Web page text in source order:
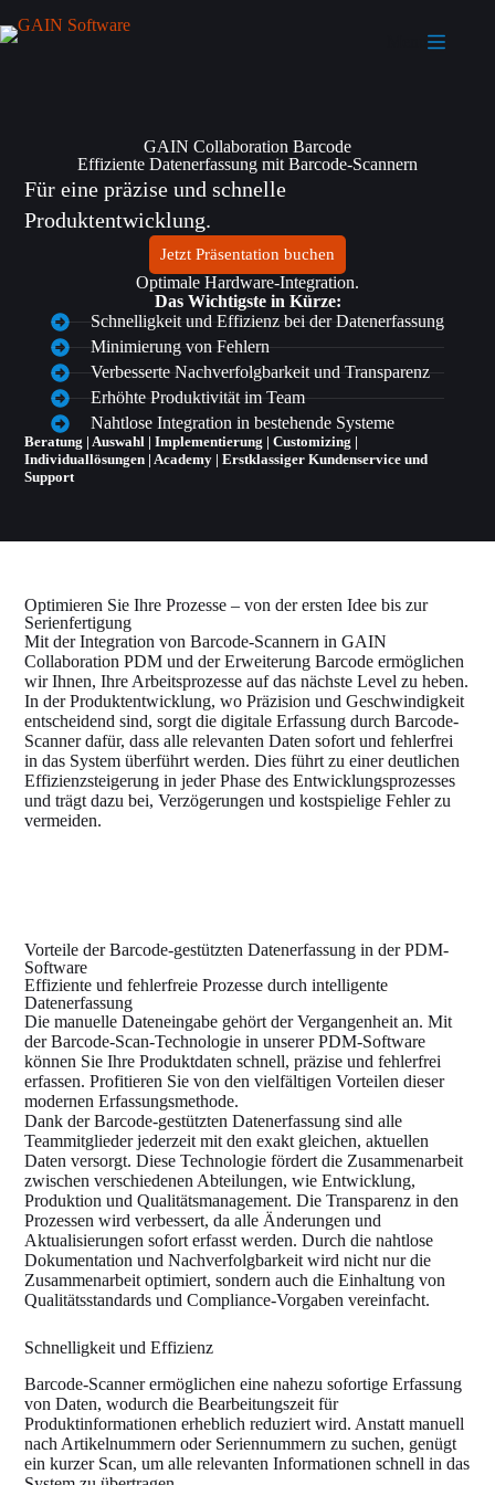
Menu
GAIN Collaboration Barcode​
Effiziente Datenerfassung mit Barcode-Scannern
Für eine präzise und schnelle
Produktentwicklung.
Jetzt Präsentation buchen
Optimale Hardware-Integration.
Das Wichtigste in Kürze:
Schnelligkeit und Effizienz bei der Datenerfassung
Minimierung von Fehlern
Verbesserte Nachverfolgbarkeit und Transparenz
Erhöhte Produktivität im Team
Nahtlose Integration in bestehende Systeme
Beratung | Auswahl | Implementierung | Customizing |
Individuallösungen | Academy | Erstklassiger Kundenservice und
Support
Optimieren Sie Ihre Prozesse – von der ersten Idee bis zur
Serienfertigung
Mit der Integration von Barcode-Scannern in GAIN
Collaboration PDM und der Erweiterung Barcode ermöglichen
wir Ihnen, Ihre Arbeitsprozesse auf das nächste Level zu heben.
In der Produktentwicklung, wo Präzision und Geschwindigkeit
entscheidend sind, sorgt die digitale Erfassung durch Barcode-
Scanner dafür, dass alle relevanten Daten sofort und fehlerfrei
in das System überführt werden. Dies führt zu einer deutlichen
Effizienzsteigerung in jeder Phase des Entwicklungsprozesses
und trägt dazu bei, Verzögerungen und kostspielige Fehler zu
vermeiden.
Vorteile der Barcode-gestützten Datenerfassung in der PDM-
Software
Effiziente und fehlerfreie Prozesse durch intelligente
Datenerfassung
Die manuelle Dateneingabe gehört der Vergangenheit an. Mit
der Barcode-Scan-Technologie in unserer PDM-Software
können Sie Ihre Produktdaten schnell, präzise und fehlerfrei
erfassen. Profitieren Sie von den vielfältigen Vorteilen dieser
modernen Erfassungsmethode.
Dank der Barcode-gestützten Datenerfassung sind alle
Teammitglieder jederzeit mit den exakt gleichen, aktuellen
Daten versorgt. Diese Technologie fördert die Zusammenarbeit
zwischen verschiedenen Abteilungen, wie Entwicklung,
Produktion und Qualitätsmanagement. Die Transparenz in den
Prozessen wird verbessert, da alle Änderungen und
Aktualisierungen sofort erfasst werden. Durch die nahtlose
Dokumentation und Nachverfolgbarkeit wird nicht nur die
Zusammenarbeit optimiert, sondern auch die Einhaltung von
Qualitätsstandards und Compliance-Vorgaben vereinfacht.
Schnelligkeit und Effizienz
Barcode-Scanner ermöglichen eine nahezu sofortige Erfassung
von Daten, wodurch die Bearbeitungszeit für
Produktinformationen erheblich reduziert wird. Anstatt manuell
nach Artikelnummern oder Seriennummern zu suchen, genügt
ein kurzer Scan, um alle relevanten Informationen schnell in das